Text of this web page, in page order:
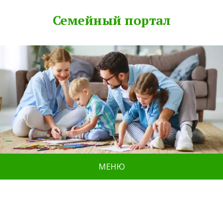
Семейный портал
МЕНЮ